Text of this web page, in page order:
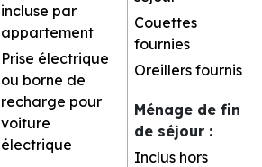
incluse par
appartement
Prise électrique
ou borne de
recharge pour
voiture
électrique
Couettes
fournies
Oreillers fournis
Ménage de fin
de séjour :
Inclus hors